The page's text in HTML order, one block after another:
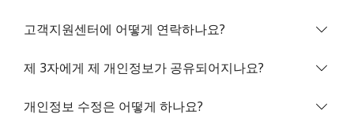
고객지원센터에 어떻게 연락하나요?
제 3자에게 제 개인정보가 공유되어지나요?
개인정보 수정은 어떻게 하나요?